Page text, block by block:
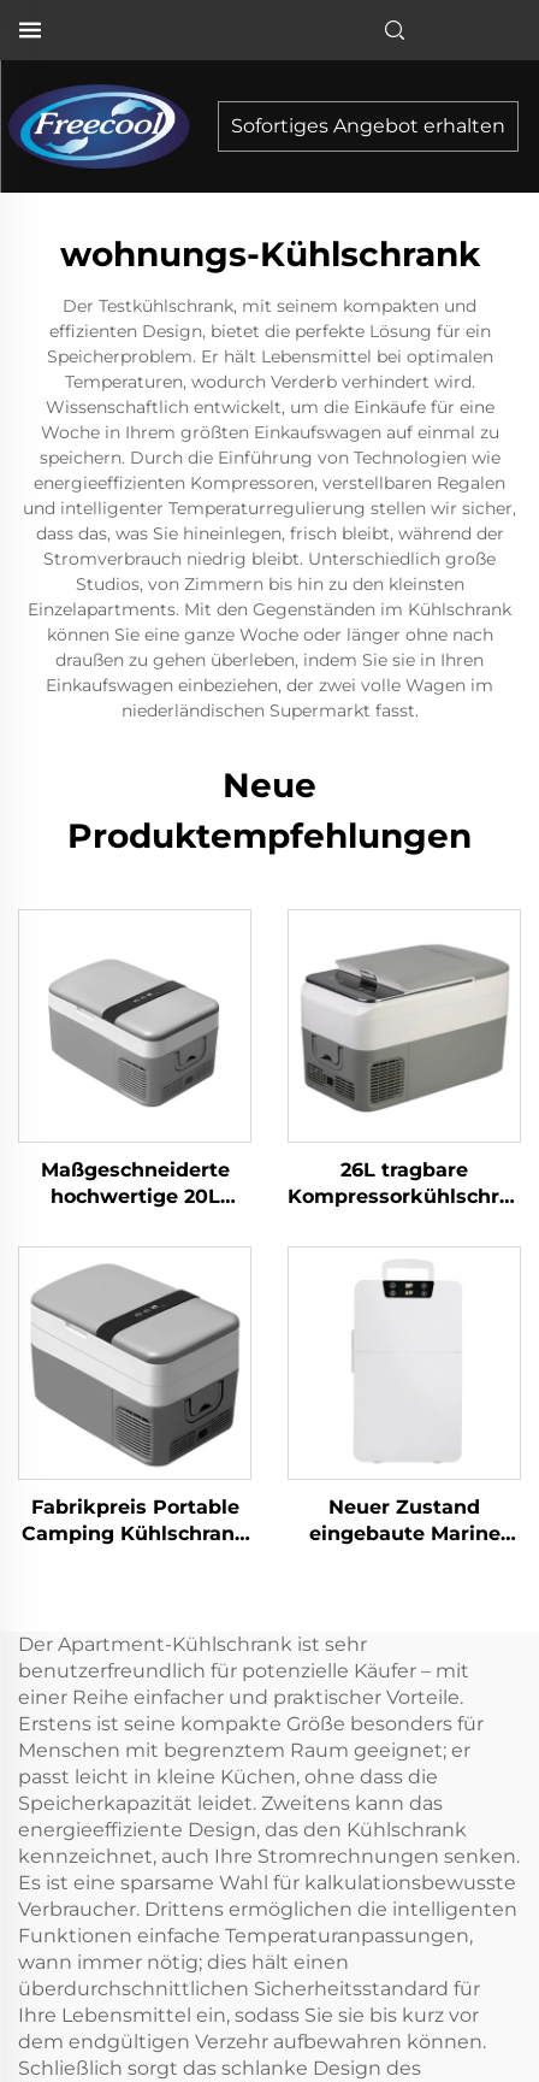
Sofortiges Angebot erhalten
wohnungs-Kühlschrank
Der Testkühlschrank, mit seinem kompakten und
effizienten Design, bietet die perfekte Lösung für ein
Speicherproblem. Er hält Lebensmittel bei optimalen
Temperaturen, wodurch Verderb verhindert wird.
Wissenschaftlich entwickelt, um die Einkäufe für eine
Woche in Ihrem größten Einkaufswagen auf einmal zu
speichern. Durch die Einführung von Technologien wie
energieeffizienten Kompressoren, verstellbaren Regalen
und intelligenter Temperaturregulierung stellen wir sicher,
dass das, was Sie hineinlegen, frisch bleibt, während der
Stromverbrauch niedrig bleibt. Unterschiedlich große
Studios, von Zimmern bis hin zu den kleinsten
Einzelapartments. Mit den Gegenständen im Kühlschrank
können Sie eine ganze Woche oder länger ohne nach
draußen zu gehen überleben, indem Sie sie in Ihren
Einkaufswagen einbeziehen, der zwei volle Wagen im
niederländischen Supermarkt fasst.
Neue
Produktempfehlungen
Maßgeschneiderte
hochwertige 20L
Kompressor-Kühlbox,
12V-Kühlschrank für
Camping, Wohnmobil
und Reisen
26L tragbare
für Camping,
Wohnmobil, Reisen
Hochwertige Kühlbox
Fabrikpreis Portable
Camping Kühlschrank
Neuer Zustand
eingebaute Marine
Schubladen
Kühlschrank
eingebaute 20L Auto
Dc Mini Schubladen
Kühlschrank
Der Apartment-Kühlschrank ist sehr
benutzerfreundlich für potenzielle Käufer – mit
einer Reihe einfacher und praktischer Vorteile.
Erstens ist seine kompakte Größe besonders für
Menschen mit begrenztem Raum geeignet; er
passt leicht in kleine Küchen, ohne dass die
Speicherkapazität leidet. Zweitens kann das
energieeffiziente Design, das den Kühlschrank
kennzeichnet, auch Ihre Stromrechnungen senken.
Es ist eine sparsame Wahl für kalkulationsbewusste
Verbraucher. Drittens ermöglichen die intelligenten
Funktionen einfache Temperaturanpassungen,
wann immer nötig; dies hält einen
überdurchschnittlichen Sicherheitsstandard für
Ihre Lebensmittel ein, sodass Sie sie bis kurz vor
dem endgültigen Verzehr aufbewahren können.
Schließlich sorgt das schlanke Design des